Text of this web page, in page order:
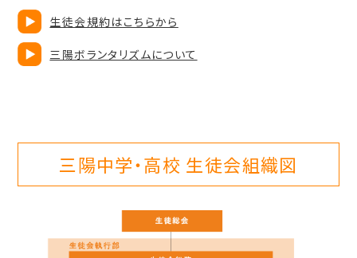
生徒会規約はこちらから
三陽ボランタリズムについて
三陽中学・高校 生徒会組織図